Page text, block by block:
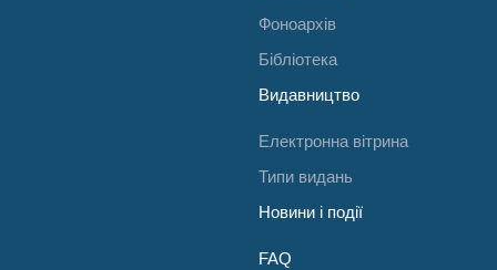
Фоноархів
Бібліотека
Видавництво
Електронна вітрина
Типи видань
Новини і події
FAQ